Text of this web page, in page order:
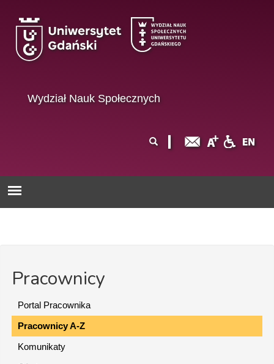
Wydział Nauk Społecznych
wyszukiwania
Pracownicy
Portal Pracownika
Pracownicy A-Z
Komunikaty